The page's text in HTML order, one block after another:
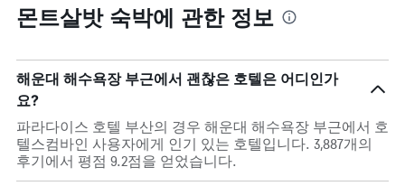
몬트살밧 숙박에 관한 정보
해운대 해수욕장 부근에서 괜찮은 호텔은 어디인가
요?
파라다이스 호텔 부산의 경우 해운대 해수욕장 부근에서 호
텔스컴바인 사용자에게 인기 있는 호텔입니다. 3,887개의
후기에서 평점 9.2점을 얻었습니다.